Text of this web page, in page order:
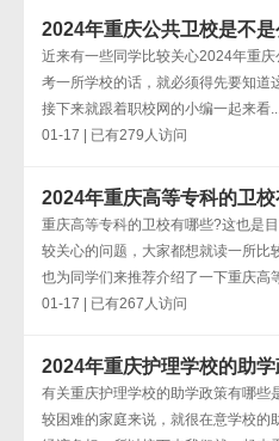
2024年重庆公共卫校是不
近来有一些同学比较关心2024年重
考一所学校的话，就必须得先要知道
接下来就跟着职校网的小编一起来看
01-17 | 已有279人访问
2024年重庆高等专科的卫
重庆高等专科的卫校有哪些?这也是
较关心的问题，大家都想就读一所比
也为同学们来推荐介绍了一下重庆高
01-17 | 已有267人访问
2024年重庆护理学校的助
有关重庆护理学校的助学政策有哪些
较困难的家庭来说，就很在意学校的